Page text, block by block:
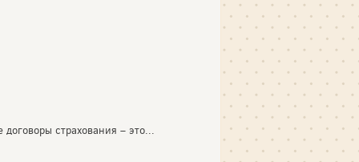
страхования – это...